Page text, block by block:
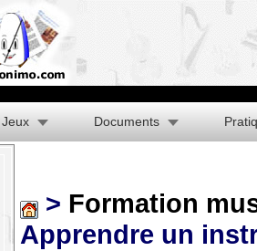
Jeux Documents
> Formation
Apprendre un